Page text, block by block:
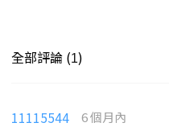
全部評論 (1)
11115544 6 個月內